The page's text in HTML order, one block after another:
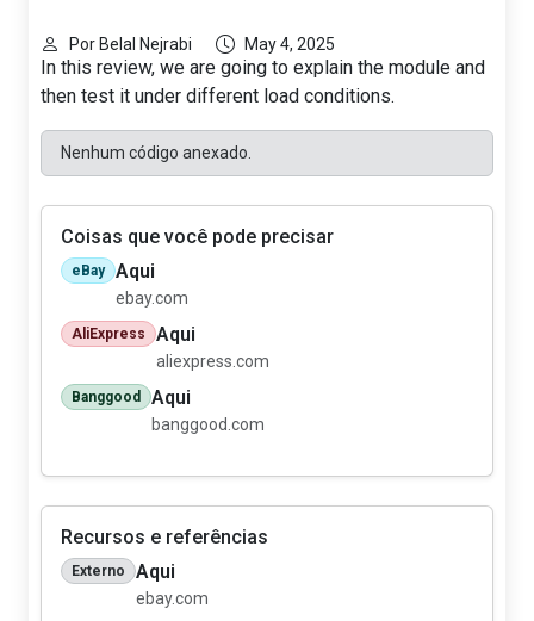
Por Belal Nejrabi May 4, 2025
In this review, we are going to explain the module and
then test it under different load conditions.
Nenhum código anexado.
Coisas que você pode precisar
eBay Aqui
ebay.com
AliExpress Aqui
aliexpress.com
Banggood Aqui
banggood.com
Recursos e referências
Externo Aqui
ebay.com